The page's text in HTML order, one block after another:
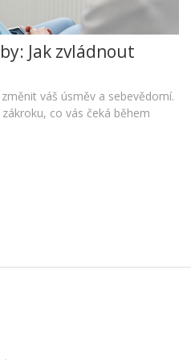
Jak zvládnout
váš úsměv a sebevědomí.
co vás čeká během